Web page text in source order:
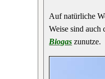
Auf natürliche
Weise sind auch
Biogas zunutze.